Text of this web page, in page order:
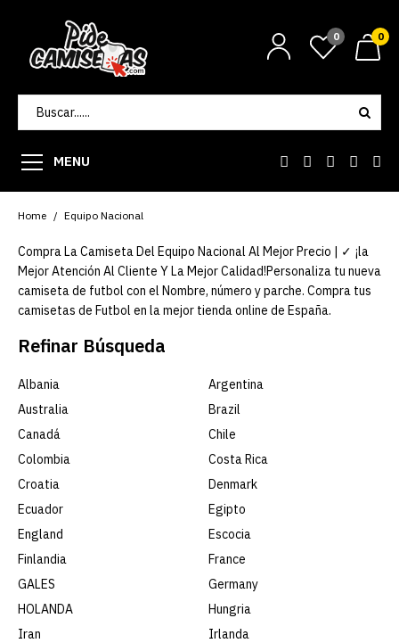
0 0
MENU
Home Equipo Nacional
Compra La Camiseta Del Equipo Nacional Al Mejor Precio | ✓ ¡la
Mejor Atención Al Cliente Y La Mejor Calidad!Personaliza tu nueva
camiseta de futbol con el Nombre, número y parche. Compra tus
camisetas de Futbol en la mejor tienda online de España.
Refinar Búsqueda
Albania
Argentina
Australia
Brazil
Canadá
Chile
Colombia
Costa Rica
Croatia
Denmark
Ecuador
Egipto
England
Escocia
Finlandia
France
GALES
Germany
HOLANDA
Hungria
Iran
Irlanda